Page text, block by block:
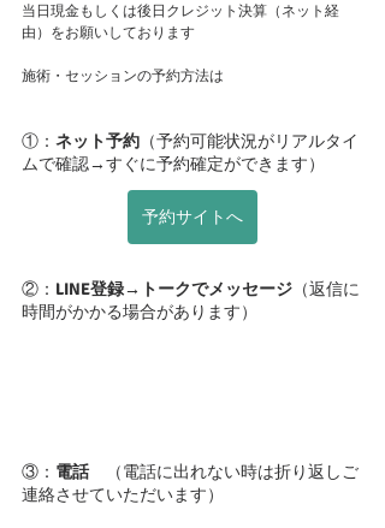
当日現金もしくは後日クレジット決算（ネット経
由）をお願いしております
施術・セッションの予約方法は
①： ネット予約 （予約可能状況がリアルタイ
ムで確認→すぐに予約確定ができます）
予約サイトへ
②： LINE登録→トークでメッセージ （返信に
時間がかかる場合があります）
③： 電話 （電話に出れない時は折り返しご
連絡させていただいます）